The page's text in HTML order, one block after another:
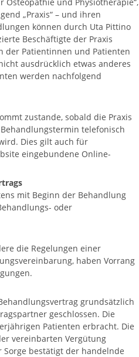
„Praxis“ – und ihren
können durch Uta Pittino
Beschäftigte der Praxis
Patientinnen und Patienten
ausdrücklich etwas anderes
werden nachfolgend
zustande, sobald die Praxis
telefonisch
Dies gilt auch für
eingebundene Online-
mit Beginn der Behandlung
oder
die Regelungen einer
haben Vorrang
grundsätzlich
geschlossen. Die
Patienten erbracht. Die
vereinbarten Vergütung
bestätigt der handelnde